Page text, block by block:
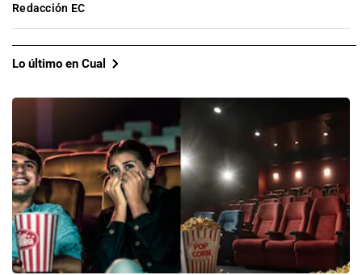
Redacción EC
Lo último en Cual